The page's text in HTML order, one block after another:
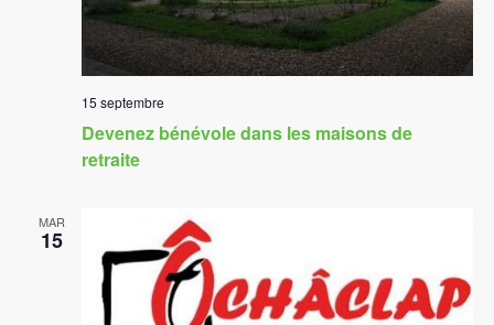
Devenez bénévole dans les maisons de
retraite
15 septembre
MAR
15